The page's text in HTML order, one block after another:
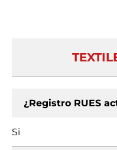
¿Registro RUES
Si